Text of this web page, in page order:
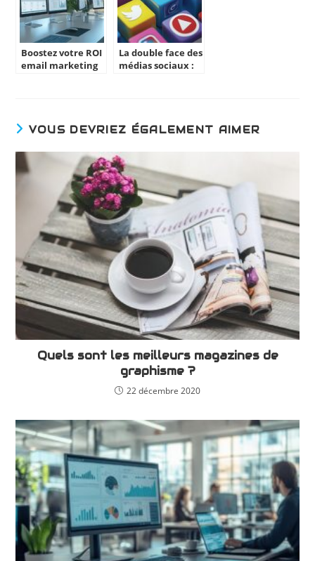
Boostez votre ROI
email marketing
La double face des
médias sociaux :
VOUS DEVRIEZ ÉGALEMENT AIMER
Quels sont les meilleurs magazines de
graphisme ?
22 décembre 2020